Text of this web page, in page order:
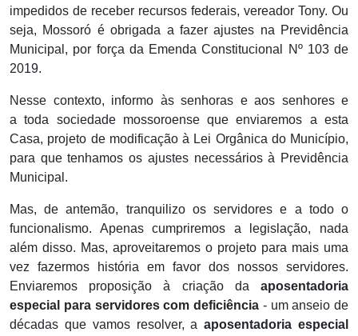
impedidos de receber recursos federais, vereador Tony. Ou
seja, Mossoró é obrigada a fazer ajustes na Previdência
Municipal, por força da Emenda Constitucional Nº 103 de
2019.
Nesse contexto, informo às senhoras e aos senhores e
a toda sociedade mossoroense que enviaremos a esta
Casa, projeto de modificação à Lei Orgânica do Município,
para que tenhamos os ajustes necessários à Previdência
Municipal.
Mas, de antemão, tranquilizo os servidores e a todo o
funcionalismo. Apenas cumpriremos a legislação, nada
além disso. Mas, aproveitaremos o projeto para mais uma
vez fazermos história em favor dos nossos servidores.
Enviaremos proposição à criação da aposentadoria
especial para servidores com deficiência - um anseio de
décadas que vamos resolver, aaposentadoria especial